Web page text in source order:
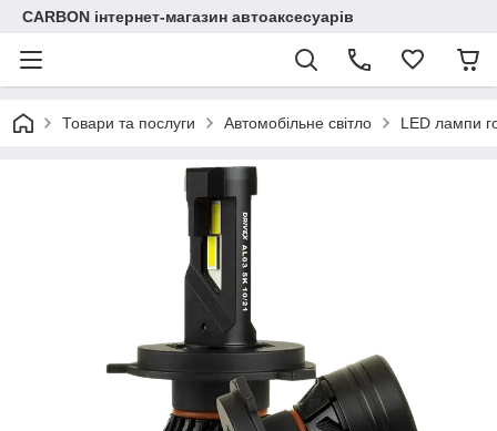
CARBON інтернет-магазин автоаксесуарів
Товари та послуги Автомобільне світло LED лампи